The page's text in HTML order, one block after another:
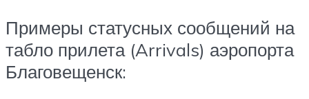
Примеры статусных сообщений на
табло прилета (Arrivals) аэропорта
Благовещенск: